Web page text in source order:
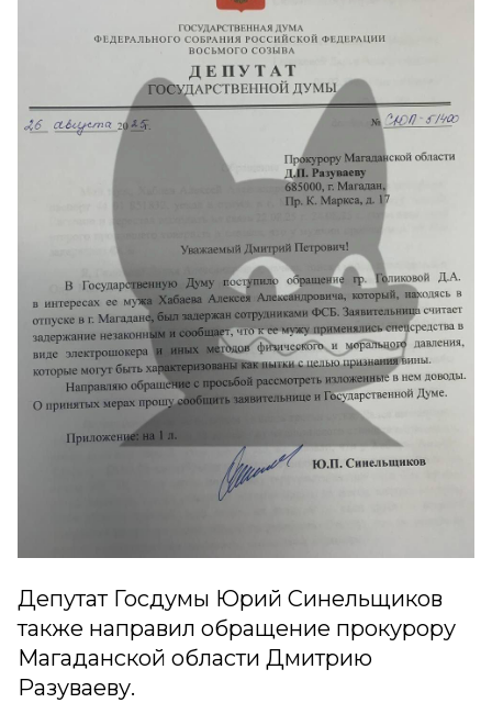
Депутат Госдумы Юрий Синельщиков
также направил обращение прокурору
Магаданской области Дмитрию
Разуваеву.